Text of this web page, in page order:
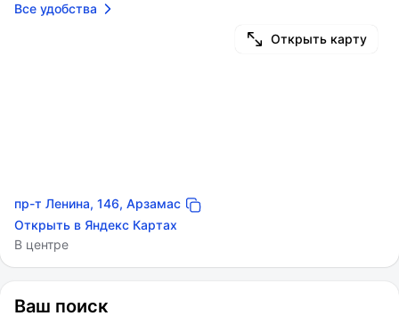
Открыть карту
пр-т Ленина, 146, Арзамас
Открыть в Яндекс Картах
В центре
Все удобства
Ваш поиск